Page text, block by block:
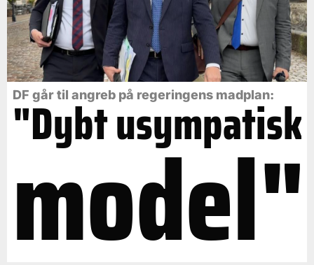
DF går til angreb på regeringens madplan:
"Dybt usympatisk
model"